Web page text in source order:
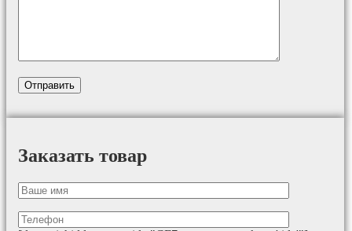
Заказать товар